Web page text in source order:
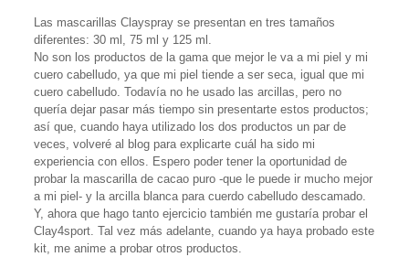
Las mascarillas Clayspray se presentan en tres tamaños
diferentes: 30 ml, 75 ml y 125 ml.
No son los productos de la gama que mejor le va a mi piel y mi
cuero cabelludo, ya que mi piel tiende a ser seca, igual que mi
cuero cabelludo. Todavía no he usado las arcillas, pero no
quería dejar pasar más tiempo sin presentarte estos productos;
así que, cuando haya utilizado los dos productos un par de
veces, volveré al blog para explicarte cuál ha sido mi
experiencia con ellos. Espero poder tener la oportunidad de
probar la mascarilla de cacao puro -que le puede ir mucho mejor
a mi piel- y la arcilla blanca para cuerdo cabelludo descamado.
Y, ahora que hago tanto ejercicio también me gustaría probar el
Clay4sport. Tal vez más adelante, cuando ya haya probado este
kit, me anime a probar otros productos.